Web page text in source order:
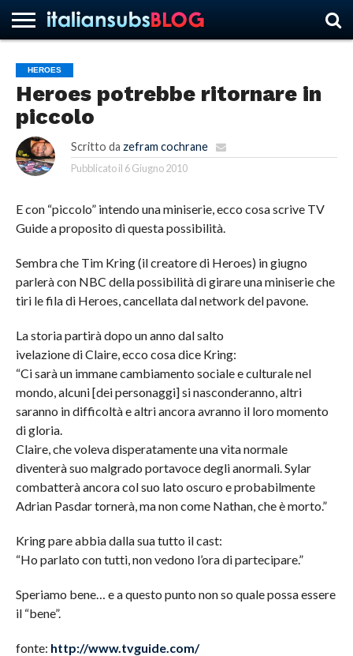
HOME
NEWS
ASCOLTI
RECENSIONI
INTERVISTE
CURIOSITÀ
CHI
SIAMO
CONTATTACI
FORUM
ITALIANSUBS
HEROES
Heroes potrebbe ritornare in
piccolo
Scritto da zefram cochrane
Pubblicato il 6 Giugno 2010
E con “piccolo” intendo una miniserie, ecco cosa scrive TV
Guide a proposito di questa possibilità.
Sembra che Tim Kring (il creatore di Heroes) in giugno
parlerà con NBC della possibilità di girare una miniserie che
tiri le fila di Heroes, cancellata dal network del pavone.
La storia partirà dopo un anno dal salto
ivelazione di Claire, ecco cosa dice Kring:
“Ci sarà un immane cambiamento sociale e culturale nel
mondo, alcuni [dei personaggi] si nasconderanno, altri
saranno in difficoltà e altri ancora avranno il loro momento
di gloria.
Claire, che voleva disperatamente una vita normale
diventerà suo malgrado portavoce degli anormali. Sylar
combatterà ancora col suo lato oscuro e probabilmente
Adrian Pasdar tornerà, ma non come Nathan, che è morto.”
Kring pare abbia dalla sua tutto il cast:
“Ho parlato con tutti, non vedono l’ora di partecipare.”
Speriamo bene… e a questo punto non so quale possa essere
il “bene”.
fonte: http://www.tvguide.com/